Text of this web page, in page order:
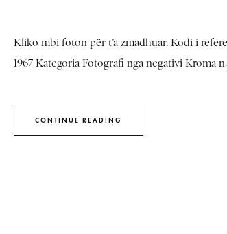
Kliko mbi foton për t’a zmadhuar. Kodi i
1967 Kategoria Fotografi nga negativi Kroma
CONTINUE READING